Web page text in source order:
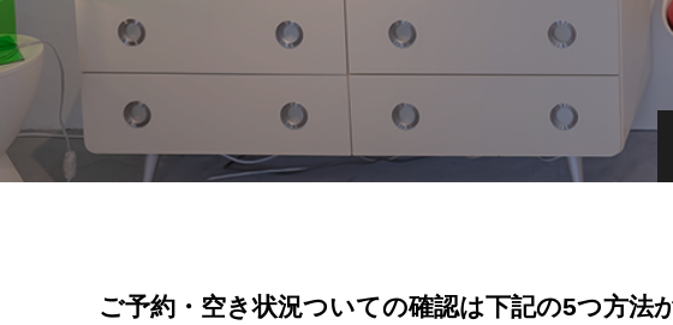
ご予約・空き状況ついての確認は下記の5つ方法